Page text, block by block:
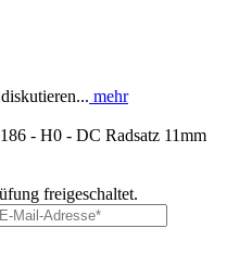
mehr
- H0 - DC Radsatz 11mm
freigeschaltet.